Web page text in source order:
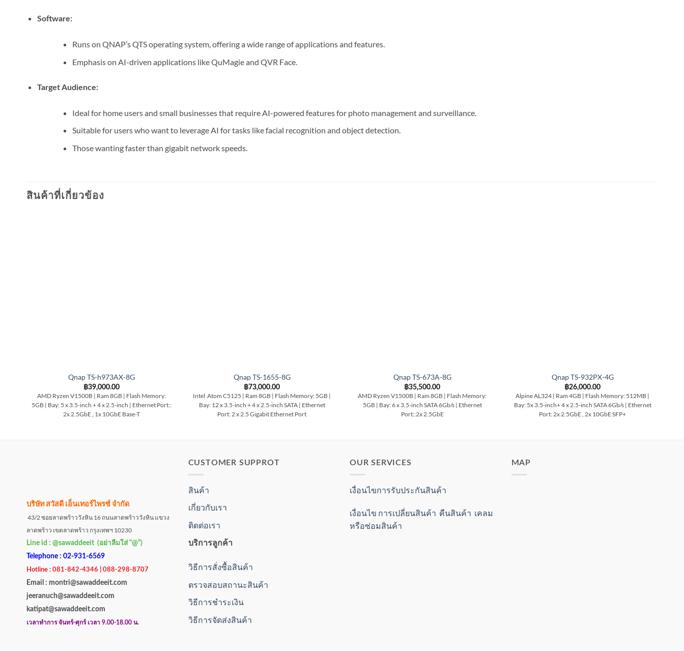
Software:
Runs on QNAP’s QTS operating system, offering a wide range of applications and features.
Emphasis on AI-driven applications like QuMagie and QVR Face.
Target Audience:
Ideal for home users and small businesses that require AI-powered features for photo management and surveillance.
Suitable for users who want to leverage AI for tasks like facial recognition and object detection.
Those wanting faster than gigabit network speeds.
สินค้าที่เกี่ยวข้อง
Qnap TS-h973AX-8G
฿39,000.00
AMD Ryzen V1500B | Ram 8GB | Flash Memory:
5GB | Bay: 5 x 3.5-inch + 4 x 2.5-inch | Ethernet Port::
2x 2.5GbE , 1x 10GbE Base-T
Qnap TS-1655-8G
฿73,000.00
Intel Atom C5125 | Ram 8GB | Flash Memory: 5GB |
Bay: 12 x 3.5-inch + 4 x 2.5-inch SATA | Ethernet
Port: 2 x 2.5 Gigabit Ethernet Port
Qnap TS-673A-8G
฿35,500.00
AMD Ryzen V1500B | Ram 8GB | Flash Memory:
5GB | Bay: 6 x 3.5-inch SATA 6Gb/s | Ethernet
Port::2x 2.5GbE
Qnap TS-932PX-4G
฿26,000.00
Alpine AL324 | Ram 4GB | Flash Memory: 512MB |
Bay: 5x 3.5-inch+ 4 x 2.5-inch SATA 6Gb/s | Ethernet
Port: 2x 2.5GbE , 2x 10GbE SFP+
บริษัท สวัสดี เอ็นเทอร์ไพรซ์ จำกัด
43/2 ซอยลาดพร้าววังหิน 16 ถนนลาดพร้าววังหิน แขวง
ลาดพร้าว เขตลาดพร้าว กรุงเทพฯ 10230
Line id : @sawaddeeit (อย่าลืมใส่ “@”)
Telephone : 02-931-6569
Hotline : 081-842-4346 | 088-298-8707
Email : montri@sawaddeeit.com
jeeranuch@sawaddeeit.com
katipat@sawaddeeit.com
เวลาทำการ จันทร์-ศุกร์ เวลา 9.00-18.00 น.
CUSTOMER SUPPROT
สินค้า
เกี่ยวกับเรา
ติดต่อเรา
บริการลูกค้า
วิธีการสั่งซื้อสินค้า
ตรวจสอบสถานะสินค้า
วิธีการชำระเงิน
วิธีการจัดส่งสินค้า
OUR SERVICES
เงื่อนไขการรับประกันสินค้า
เงื่อนไข การเปลี่ยนสินค้า คืนสินค้า เคลม
หรือซ่อมสินค้า
MAP